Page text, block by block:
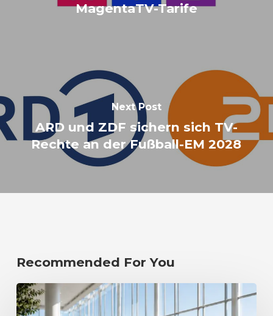
MagentaTV-Tarife
Next Post
ARD und ZDF sichern sich TV-
Rechte an der Fußball-EM 2028
Recommended For You